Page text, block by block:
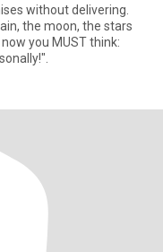
without delivering.
the moon, the stars
you MUST think: